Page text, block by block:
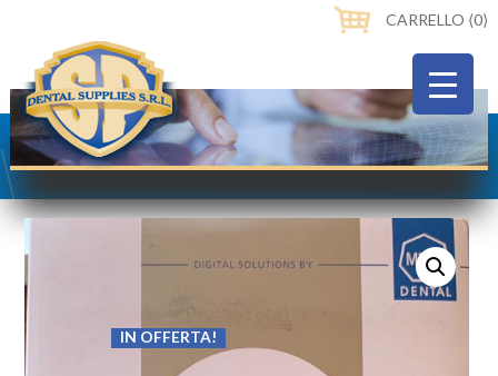
CARRELLO ⟨0⟩
IN OFFERTA!